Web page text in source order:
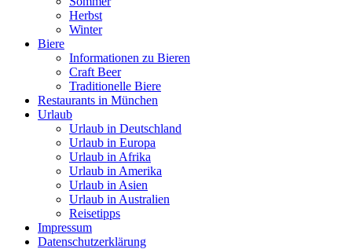
Herbst
Winter
Biere
Informationen zu Bieren
Craft Beer
Traditionelle Biere
Restaurants in München
Urlaub
Urlaub in Deutschland
Urlaub in Europa
Urlaub in Afrika
Urlaub in Amerika
Urlaub in Asien
Urlaub in Australien
Reisetipps
Impressum
Datenschutzerklärung